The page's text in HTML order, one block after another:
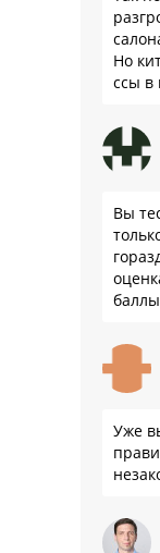
Но
ссы в
Вы
Уже